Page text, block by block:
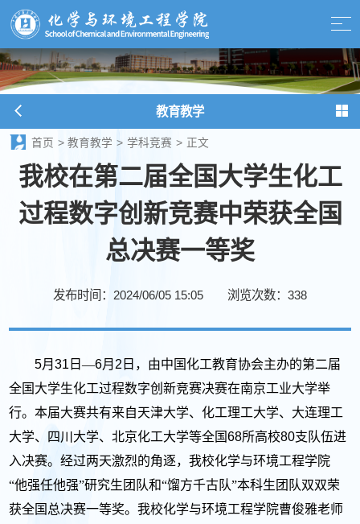
教育教学
首页 > 教育教学 > 学科竞赛 > 正文
我校在第二届全国大学生化工
过程数字创新竞赛中荣获全国
总决赛一等奖
发布时间：2024/06/05 15:05 浏览次数： 338
5月31 日—6月 2 日，由中国化工教育协会主办的第二届
全国大学生化工过程数字创新竞赛决赛在南京工业大学举
行。本届大赛共有来自天津大学、化工理工大学、大连理工
大学、四川大学、北京化工大学等全国68所高校80支队伍进
入决赛。经过两天激烈的角逐，我校化学与环境工程学院
“他强任他强”研究生团队和“馏方千古队”本科生团队双双荣
获全国总决赛一等奖。我校化学与环境工程学院曹俊雅老师